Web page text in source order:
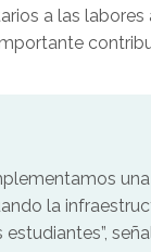
a las
la
,